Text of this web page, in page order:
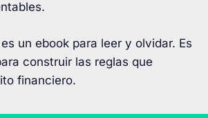
.
un ebook para leer y olvidar. Es
construir las reglas que
financiero.